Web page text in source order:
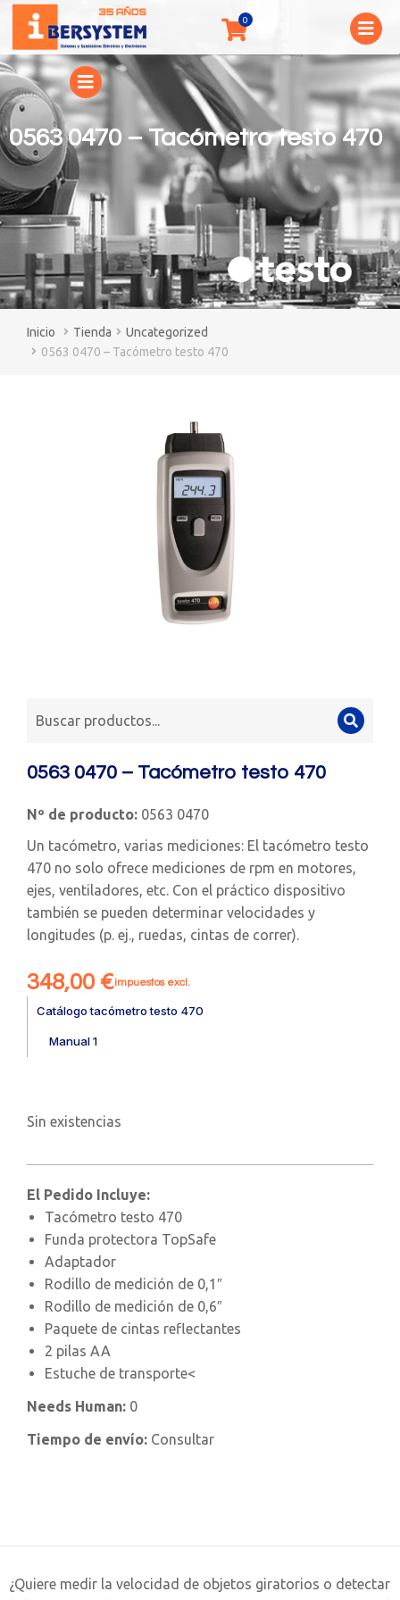
0563 0470 – Tacómetro testo 470
You are here:
Tienda
Uncategorized
0563 0470 – Tacómetro testo 470
0563 0470 – Tacómetro testo 470
Nº de producto: 0563 0470
Un tacómetro, varias mediciones: El tacómetro testo
470 no solo ofrece mediciones de rpm en motores,
ejes, ventiladores, etc. Con el práctico dispositivo
también se pueden determinar velocidades y
longitudes (p. ej., ruedas, cintas de correr).
348,00 €impuestos excl.
Catálogo tacómetro testo 470
Manual 1
Sin existencias
El Pedido Incluye:
Tacómetro testo 470
Funda protectora TopSafe
Adaptador
Rodillo de medición de 0,1″
Rodillo de medición de 0,6″
Paquete de cintas reflectantes
2 pilas AA
Estuche de transporte<
Needs Human: 0
Tiempo de envío: Consultar
¿Quiere medir la velocidad de objetos giratorios o detectar